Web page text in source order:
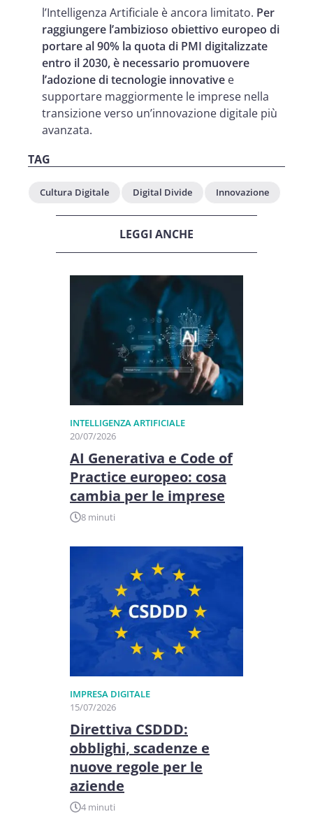
l’Intelligenza Artificiale è ancora limitato. Per
raggiungere l’ambizioso obiettivo europeo di
portare al 90% la quota di PMI digitalizzate
entro il 2030, è necessario promuovere
l’adozione di tecnologie innovative e
supportare maggiormente le imprese nella
transizione verso un’innovazione digitale più
avanzata.
TAG
Cultura Digitale Digital Divide Innovazione
LEGGI ANCHE
INTELLIGENZA ARTIFICIALE
20/07/2026
AI Generativa e Code of
Practice europeo: cosa
cambia per le imprese
8 minuti
IMPRESA DIGITALE
15/07/2026
Direttiva CSDDD:
obblighi, scadenze e
nuove regole per le
aziende
4 minuti